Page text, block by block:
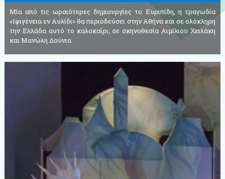
Μία από τις ωραιότερες δημιουργίες το Ευριπίδη, η τραγωδία
«Ιφιγένεια εν Αυλίδι» θα περιοδεύσει στην Αθήνα και σε ολόκληρη
την Ελλάδα αυτό το καλοκαίρι, σε σκηνοθεσία Αιμίλιου Χειλάκη
και Μανώλη Δούνια.